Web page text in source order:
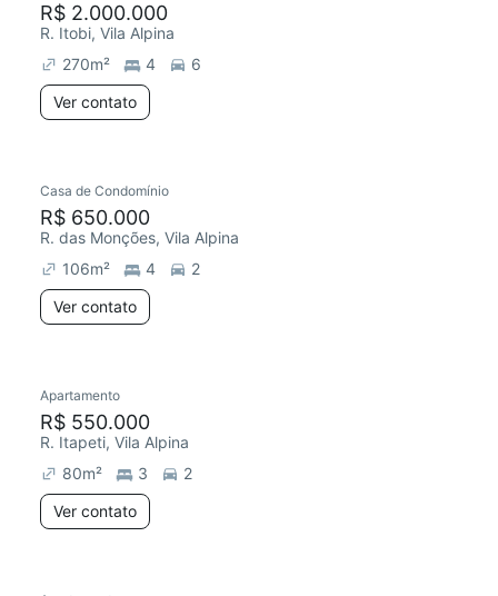
R$ 2.000.000
R. Itobi, Vila Alpina
270m² 4
6
Ver contato
Casa de Condomínio
R$ 650.000
R. das Monções, Vila Alpina
106m² 4
2
Ver contato
Apartamento
R$ 550.000
R. Itapeti, Vila Alpina
80m² 3
2
Ver contato